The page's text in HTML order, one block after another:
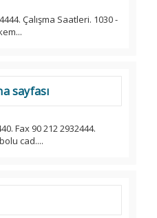
Çalışma Saatleri. 1030 -
sayfası
Fax 90 212 2932444.
cad....